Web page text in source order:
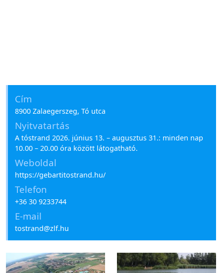
Cím
8900 Zalaegerszeg, Tó utca
Nyitvatartás
A tóstrand 2026. június 13. – augusztus 31.: minden nap
10.00 – 20.00 óra között látogatható.
Weboldal
https://gebartitostrand.hu/
Telefon
+36 30 9233744
E-mail
tostrand@zlf.hu